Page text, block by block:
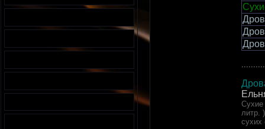
Сухие
литр.
сухих